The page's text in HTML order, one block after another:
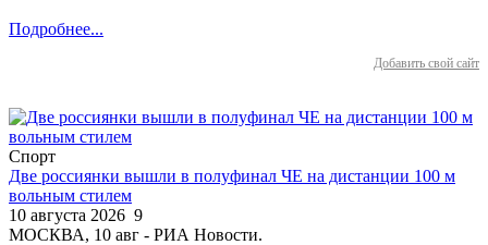
Подробнее...
Добавить свой сайт
Спорт
Две россиянки вышли в полуфинал ЧЕ на дистанции 100 м
вольным стилем
10 августа 2026 9
МОСКВА, 10 авг - РИА Новости.